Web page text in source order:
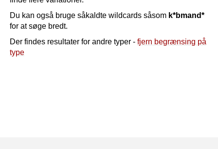
Du kan også bruge såkaldte wildcards såsom k*bmand*
for at søge bredt.
Der findes resultater for andre typer - fjern begrænsing på
type